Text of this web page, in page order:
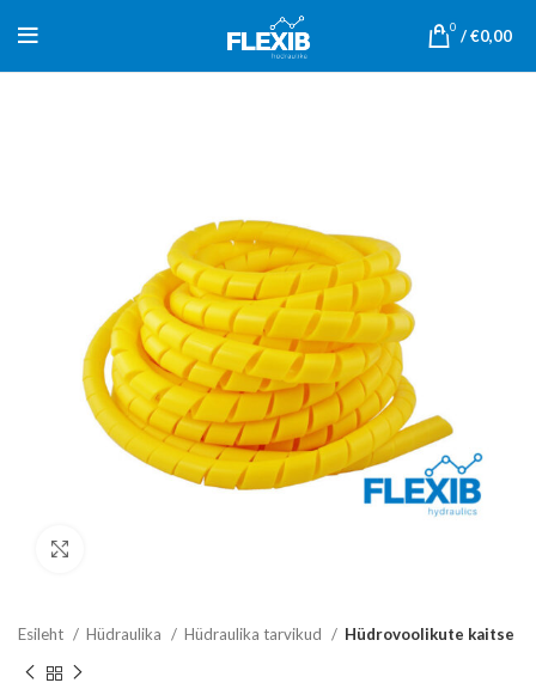
0 /€0,00
Esileht Hüdraulika Hüdraulika tarvikud Hüdrovoolikute kaitse